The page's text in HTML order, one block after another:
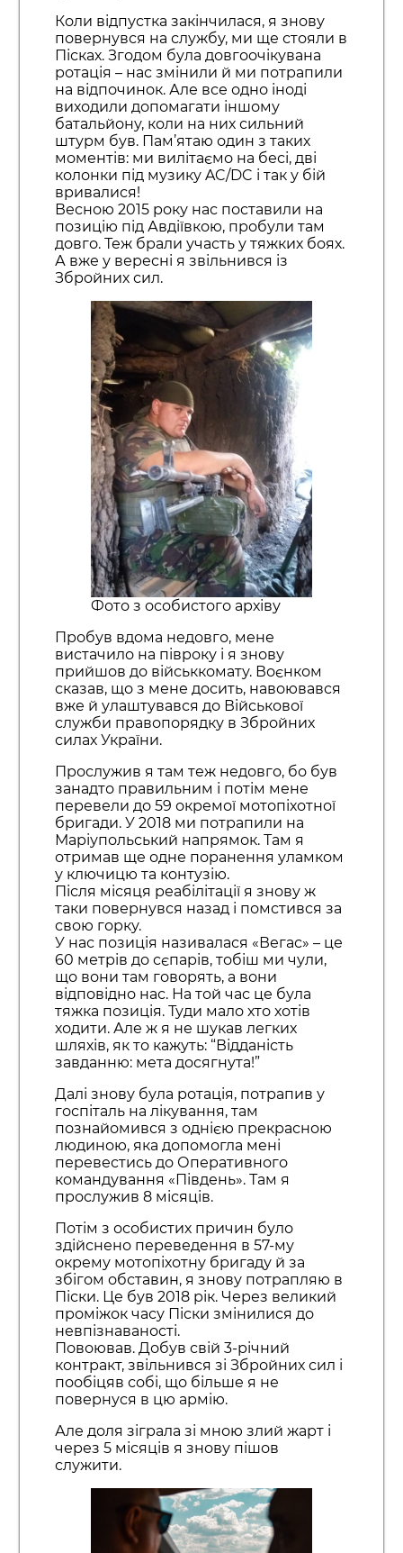
Коли відпустка закінчилася, я знову
повернувся на службу, ми ще стояли в
Пісках. Згодом була довгоочікувана
ротація – нас змінили й ми потрапили
на відпочинок. Але все одно іноді
виходили допомагати іншому
батальйону, коли на них сильний
штурм був. Пам’ятаю один з таких
моментів: ми вилітаємо на бесі, дві
колонки під музику AC/DC і так у бій
вривалися!
Весною 2015 року нас поставили на
позицію під Авдіївкою, пробули там
довго. Теж брали участь у тяжких боях.
А вже у вересні я звільнився із
Збройних сил.
Фото з особистого архіву
Пробув вдома недовго, мене
вистачило на півроку і я знову
прийшов до військкомату. Воєнком
сказав, що з мене досить, навоювався
вже й улаштувався до Військової
служби правопорядку в Збройних
силах України.
Прослужив я там теж недовго, бо був
занадто правильним і потім мене
перевели до 59 окремої мотопіхотної
бригади. У 2018 ми потрапили на
Маріупольський напрямок. Там я
отримав ще одне поранення уламком
у ключицю та контузію.
Після місяця реабілітації я знову ж
таки повернувся назад і помстився за
свою горку.
У нас позиція називалася «Вегас» – це
60 метрів до сєпарів, тобіш ми чули,
що вони там говорять, а вони
відповідно нас. На той час це була
тяжка позиція. Туди мало хто хотів
ходити. Але ж я не шукав легких
шляхів, як то кажуть: “Відданість
завданню: мета досягнута!”
Далі знову була ротація, потрапив у
госпіталь на лікування, там
познайомився з однією прекрасною
людиною, яка допомогла мені
перевестись до Оперативного
командування «Південь». Там я
прослужив 8 місяців.
Потім з особистих причин було
здійснено переведення в 57-му
окрему мотопіхотну бригаду й за
збігом обставин, я знову потрапляю в
Піски. Це був 2018 рік. Через великий
проміжок часу Піски змінилися до
невпізнаваності.
Повоював. Добув свій 3-річний
контракт, звільнився зі Збройних сил і
пообіцяв собі, що більше я не
повернуся в цю армію.
Але доля зіграла зі мною злий жарт і
через 5 місяців я знову пішов
служити.